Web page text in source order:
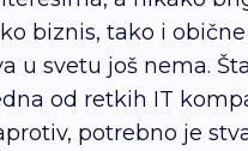
biznis, tako i
u svetu još nema.
od retkih IT
potrebno je